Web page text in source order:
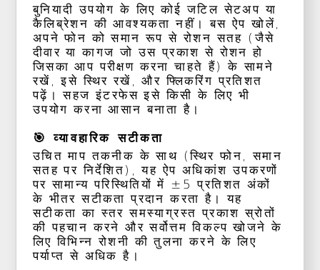
बुनियादी उपयोग के लिए कोई जटिल सेटअप या
कैलिब्रेशन की आवश्यकता नहीं। बस ऐप खोलें,
अपने फोन को समान रूप से रोशन सतह (जैसे
दीवार या कागज जो उस प्रकाश से रोशन हो
जिसका आप परीक्षण करना चाहते हैं) के सामने
रखें, इसे स्थिर रखें, और फ्लिकरिंग प्रतिशत
पढ़ें। सहज इंटरफेस इसे किसी के लिए भी
उपयोग करना आसान बनाता है।
🎯 व्यावहारिक सटीकता
उचित माप तकनीक के साथ (स्थिर फोन, समान
सतह पर निर्देशित), यह ऐप अधिकांश उपकरणों
पर सामान्य परिस्थितियों में ±5 प्रतिशत अंकों
के भीतर सटीकता प्रदान करता है। यह
सटीकता का स्तर समस्याग्रस्त प्रकाश स्रोतों
की पहचान करने और सर्वोत्तम विकल्प खोजने के
लिए विभिन्न रोशनी की तुलना करने के लिए
पर्याप्त से अधिक है।